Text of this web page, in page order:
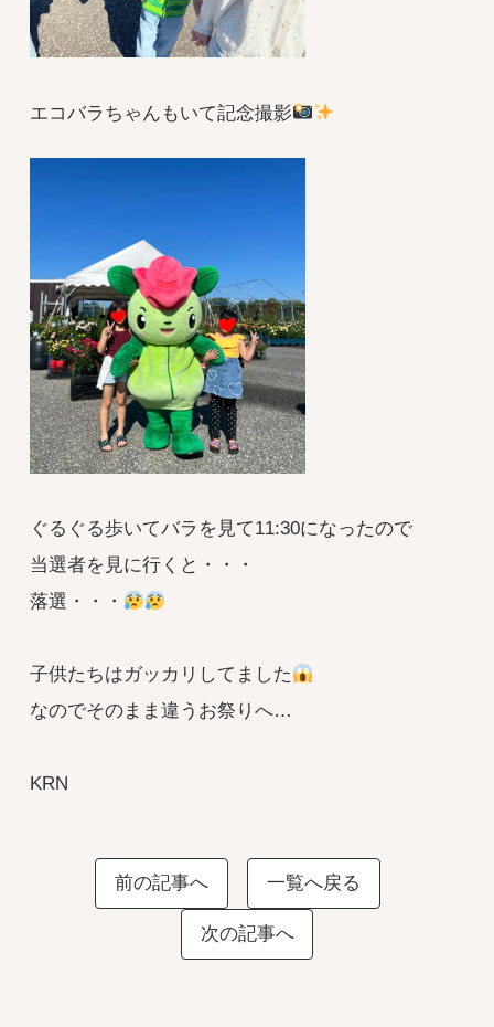
エコバラちゃんもいて記念撮影
ぐるぐる歩いてバラを見て11:30になったので
当選者を見に行くと・・・
落選・・・
子供たちはガッカリしてました
なのでそのまま違うお祭りへ…
KRN
前の記事へ 一覧へ戻る
次の記事へ